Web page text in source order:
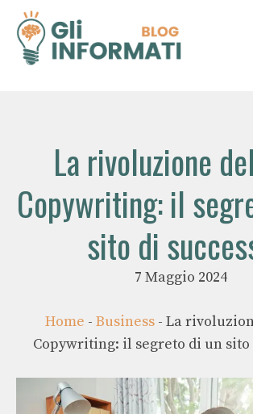
contenuto
La rivoluzione
Copywriting: il
sito di
7 Maggio 2024
Home - Business - La
Copywriting: il segreto di un sito